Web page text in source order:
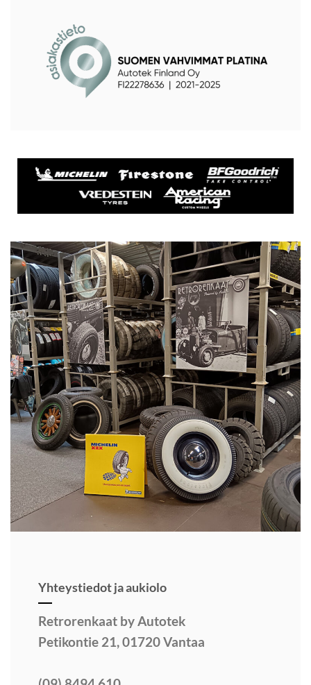
Yhteystiedot ja aukiolo
Retrorenkaat by Autotek
Petikontie 21, 01720 Vantaa